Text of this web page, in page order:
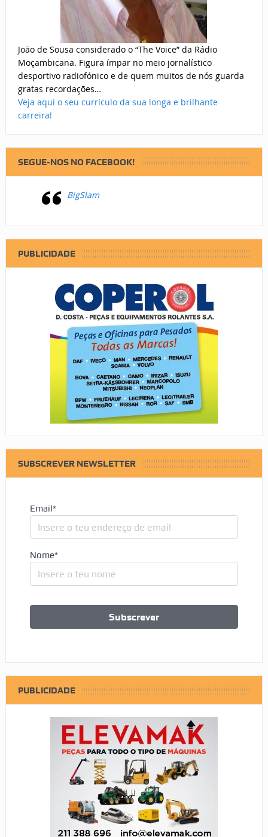
João de Sousa considerado o “The Voice” da Rádio
Moçambicana. Figura ímpar no meio jornalístico
desportivo radiofónico e de quem muitos de nós guarda
gratas recordações…
Veja aqui o seu currículo da sua longa e brilhante
carreira!
SEGUE-NOS NO FACEBOOK!
BigSlam
PUBLICIDADE
SUBSCREVER NEWSLETTER
Email*
Nome*
PUBLICIDADE